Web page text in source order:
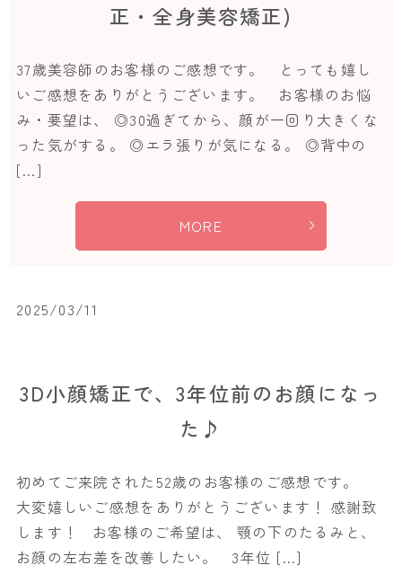
正・全身美容矯正)
37歳美容師のお客様のご感想です。 とっても嬉し
いご感想をありがとうございます。 お客様のお悩
み・要望は、 ◎30過ぎてから、顔が一回り大きくな
った気がする。 ◎エラ張りが気になる。 ◎背中の
[…]
MORE
2025/03/11
3D小顔矯正で、3年位前のお顔になっ
た♪
初めてご来院された52歳のお客様のご感想です。
大変嬉しいご感想をありがとうございます！ 感謝致
します！ お客様のご希望は、 顎の下のたるみと、
お顔の左右差を改善したい。 3年位 […]